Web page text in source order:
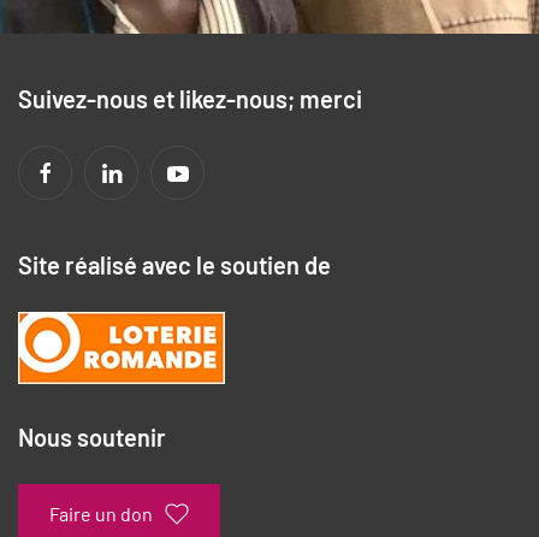
Suivez-nous et likez-nous; merci
Site réalisé avec le soutien de
Nous soutenir
Faire un don